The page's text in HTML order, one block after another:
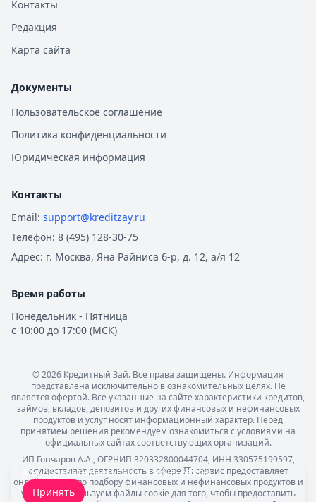
Контакты
Редакция
Карта сайта
Документы
Пользовательское соглашение
Политика конфиденциальности
Юридическая информация
Контакты
Email: support@kreditzay.ru
Телефон: 8 (495) 128-30-75
Адрес: г. Москва, Яна Райниса б-р, д. 12, а/я 12
Время работы
Понедельник - Пятница
с 10:00 до 17:00 (МСК)
©2026 Кредитный Зай. Все права защищены. Информация
представлена исключительно в ознакомительных целях. Не
является офертой. Все указанные на сайте характеристики кредитов,
займов, вкладов, депозитов и других финансовых и нефинансовых
продуктов и услуг носят информационный характер. Перед
принятием решения рекомендуем ознакомиться с условиями на
официальных сайтах соответствующих организаций.
ИП Гончаров А.А., ОГРНИП 320332800044704, ИНН 330575199597,
осуществляет деятельность в сфере IT: сервис предоставляет
онлайн-услуги по подбору финансовых и нефинансовых продуктов и
услуг. Мы используем файлы cookie для того, чтобы предоставить
Мы обрабатываем ваши cookie-файлы.
Принять